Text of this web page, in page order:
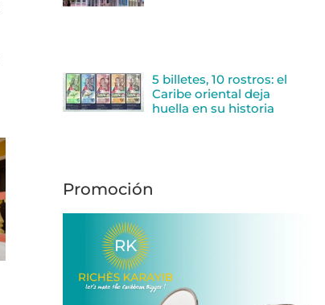
5 billetes, 10 rostros: el
Caribe oriental deja
huella en su historia
Promoción